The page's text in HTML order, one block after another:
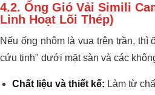
4.2. Ống Gió Vải Simili
Linh Hoạt Lõi Thép)
Nếu ống nhôm là vua trên trần, thì
cứu tinh" dưới mặt sàn và các
Chất liệu và thiết kế: Làm từ